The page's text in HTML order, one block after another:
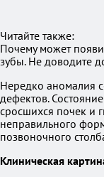
Читайте также:
Почему может
зубы. Не доводите
Нередко аномалия
дефектов.
сросшихся почек и
неправильного
позвоночного
Клиническая